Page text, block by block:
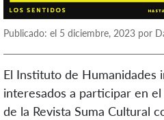
Publicado: el 5 diciembre, 2023 por
El Instituto de Humanidades
interesados a participar en
de la Revista Suma Cultural